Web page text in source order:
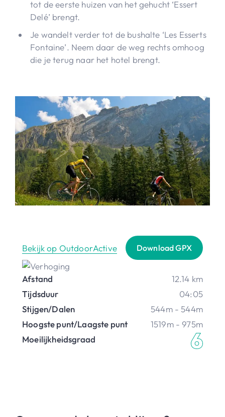
tot de eerste huizen van het gehucht ‘Essert
Delé’ brengt.
Je wandelt verder tot de bushalte ‘Les Esserts
Fontaine’. Neem daar de weg rechts omhoog
die je terug naar het hotel brengt.
Bekijk op OutdoorActive Download GPX
Afstand
12.14 km
Tijdsduur
04:05
Stijgen/Dalen
544m - 544m
Hoogste punt/Laagste punt
1519m - 975m
Moeilijkheidsgraad